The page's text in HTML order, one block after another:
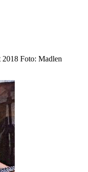
Foto: Madlen